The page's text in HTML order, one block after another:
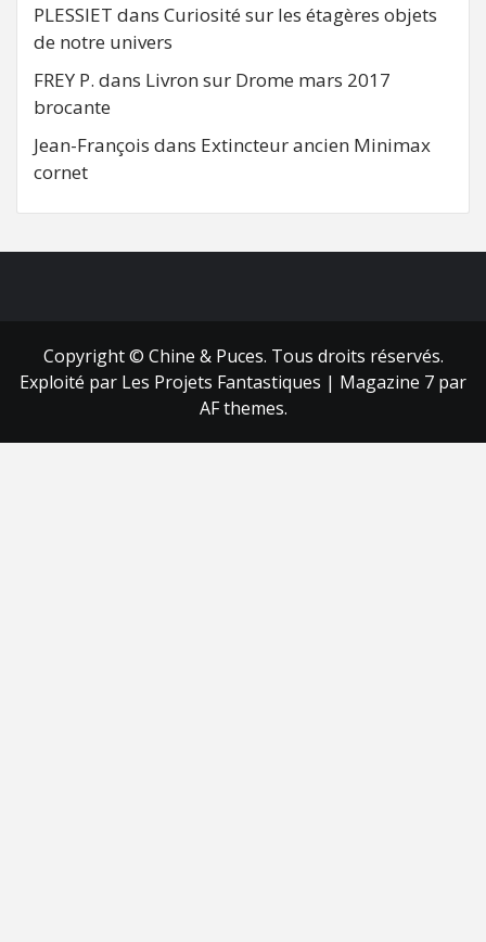
PLESSIET dans Curiosité sur les étagères objets
de notre univers
FREY P. dans Livron sur Drome mars 2017
brocante
Jean-François dans Extincteur ancien Minimax
cornet
Copyright © Chine & Puces. Tous droits réservés.
Exploité par Les Projets Fantastiques | Magazine 7 par
AF themes.